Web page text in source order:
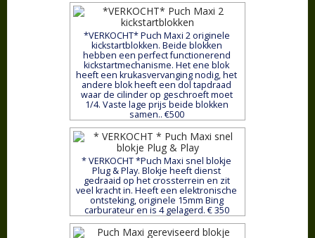
*VERKOCHT* Puch Maxi 2 originele
kickstartblokken. Beide blokken
hebben een perfect functionerend
kickstartmechanisme. Het ene blok
heeft een krukasvervanging nodig, het
andere blok heeft een dol tapdraad
waar de cilinder op geschroeft moet
1/4. Vaste lage prijs beide blokken
samen.. €500
* VERKOCHT *Puch Maxi snel blokje
Plug & Play. Blokje heeft dienst
gedraaid op het crossterrein en zit
veel kracht in. Heeft een elektronische
ontsteking, originele 15mm Bing
carburateur en is 4 gelagerd. € 350